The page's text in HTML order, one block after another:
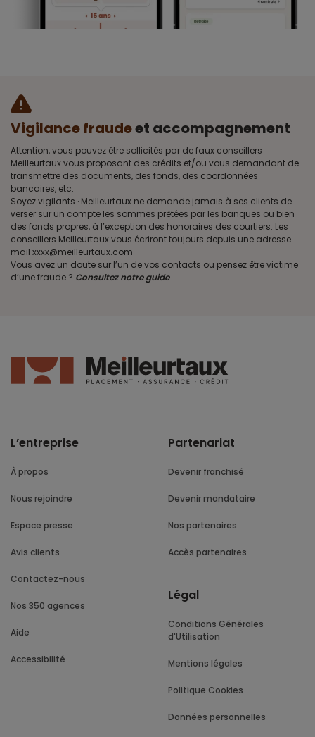
Vigilance fraudeet accompagnement
Attention, vous pouvez être sollicités par de faux conseillers
Meilleurtaux vous proposant des crédits et/ou vous demandant de
transmettre des documents, des fonds, des coordonnées
bancaires, etc.
Soyez vigilants · Meilleurtaux ne demande jamais à ses clients de
verser sur un compte les sommes prêtées par les banques ou bien
des fonds propres, à l’exception des honoraires des courtiers. Les
conseillers Meilleurtaux vous écriront toujours depuis une adresse
mail xxxx@meilleurtaux.com
Vous avez un doute sur l’un de vos contacts ou pensez être victime
d’une fraude ? Consultez notre guide.
L’entreprise
À propos
Nous rejoindre
Espace presse
Avis clients
Contactez-nous
Nos 350 agences
Aide
Accessibilité
Partenariat
Devenir franchisé
Devenir mandataire
Nos partenaires
Accès partenaires
Légal
Conditions Générales
d'Utilisation
Mentions légales
Politique Cookies
Données personnelles